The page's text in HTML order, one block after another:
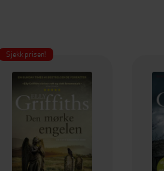
Sjekk prisen!